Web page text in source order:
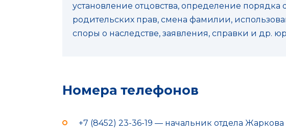
установление отцовства, определение
родительских прав, смена фамилии,
споры о наследстве, заявления, справки и др.
Номера телефонов
+7 (8452) 23-36-19 — начальник отдела